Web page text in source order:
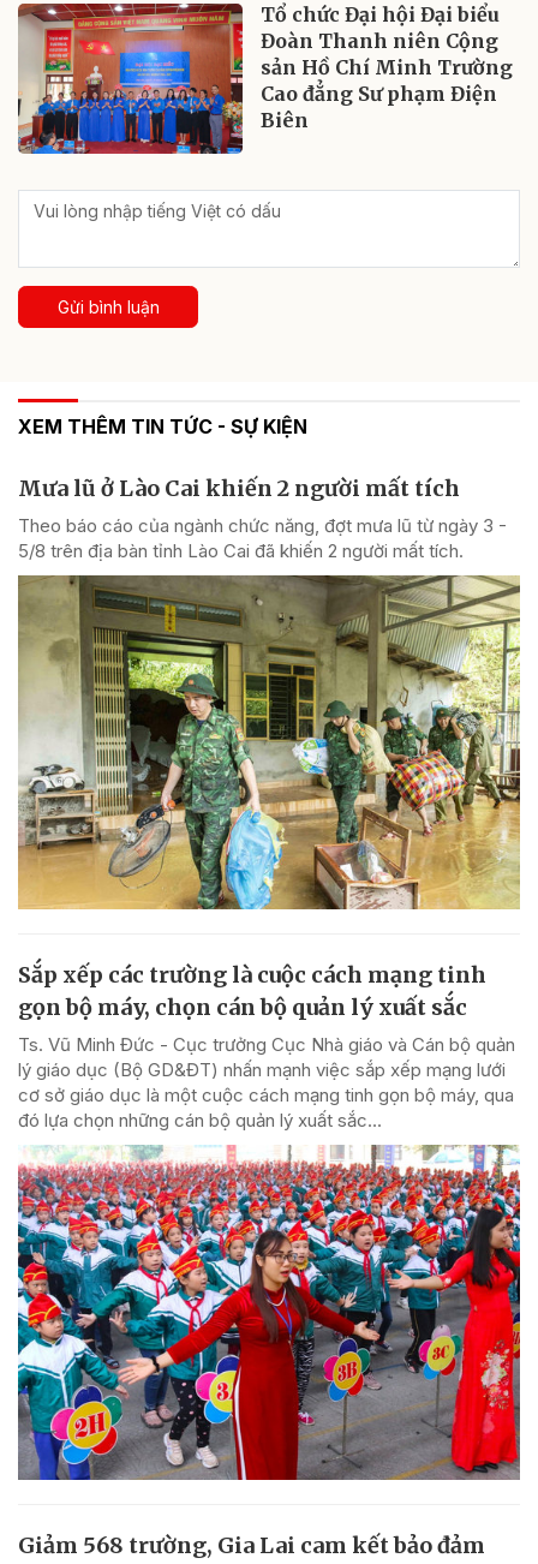
Tổ chức Đại hội Đại biểu
Đoàn Thanh niên Cộng
sản Hồ Chí Minh Trường
Cao đẳng Sư phạm Điện
Biên
Gửi bình luận
XEM THÊM TIN TỨC - SỰ KIỆN
Mưa lũ ở Lào Cai khiến 2 người mất tích
Theo báo cáo của ngành chức năng, đợt mưa lũ từ ngày 3 -
5/8 trên địa bàn tỉnh Lào Cai đã khiến 2 người mất tích.
Sắp xếp các trường là cuộc cách mạng tinh
gọn bộ máy, chọn cán bộ quản lý xuất sắc
Ts. Vũ Minh Đức - Cục trưởng Cục Nhà giáo và Cán bộ quản
lý giáo dục (Bộ GD&ĐT) nhấn mạnh việc sắp xếp mạng lưới
cơ sở giáo dục là một cuộc cách mạng tinh gọn bộ máy, qua
đó lựa chọn những cán bộ quản lý xuất sắc...
Giảm 568 trường, Gia Lai cam kết bảo đảm